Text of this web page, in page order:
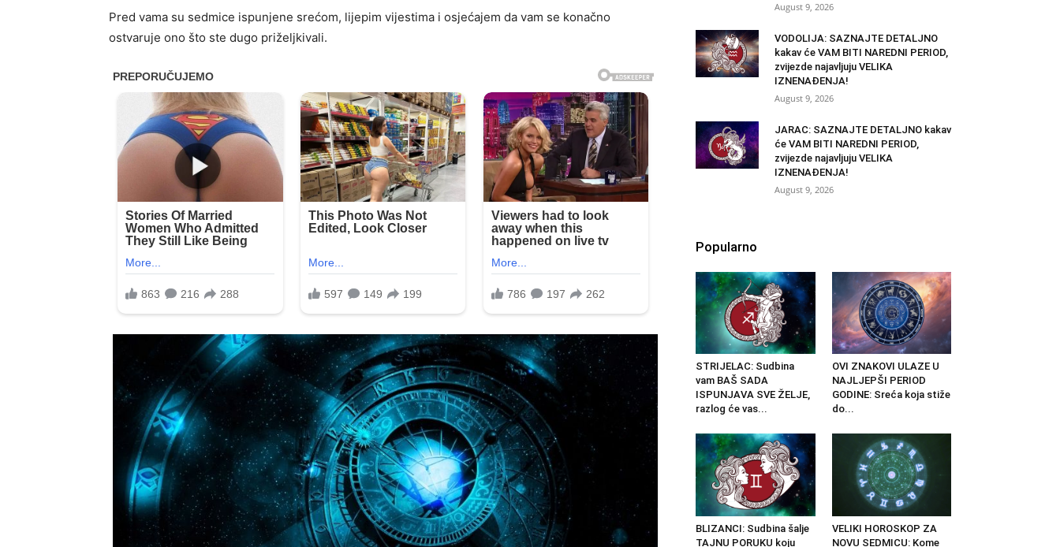
Pred vama su sedmice ispunjene srećom, lijepim vijestima i osjećajem da vam se konačno
ostvaruje ono što ste dugo priželjkivali.
August 9, 2026
VODOLIJA: SAZNAJTE DETALJNO
kakav će VAM BITI NAREDNI PERIOD,
zvijezde najavljuju VELIKA
IZNENAĐENJA!
August 9, 2026
JARAC: SAZNAJTE DETALJNO kakav
će VAM BITI NAREDNI PERIOD,
zvijezde najavljuju VELIKA
IZNENAĐENJA!
August 9, 2026
Popularno
STRIJELAC: Sudbina
vam BAŠ SADA
ISPUNJAVA SVE ŽELJE,
razlog će vas...
OVI ZNAKOVI ULAZE U
NAJLJEPŠI PERIOD
GODINE: Sreća koja stiže
do...
BLIZANCI: Sudbina šalje
TAJNU PORUKU koju
VELIKI HOROSKOP ZA
NOVU SEDMICU: Kome